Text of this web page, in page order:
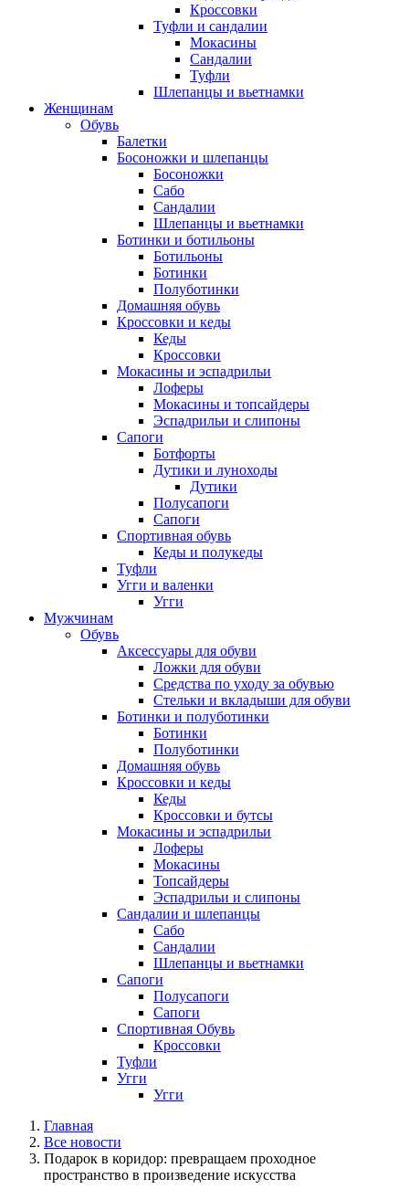
Кроссовки
Туфли и сандалии
Мокасины
Сандалии
Туфли
Шлепанцы и вьетнамки
Женщинам
Обувь
Балетки
Босоножки и шлепанцы
Босоножки
Сабо
Сандалии
Шлепанцы и вьетнамки
Ботинки и ботильоны
Ботильоны
Ботинки
Полуботинки
Домашняя обувь
Кроссовки и кеды
Кеды
Кроссовки
Мокасины и эспадрильи
Лоферы
Мокасины и топсайдеры
Эспадрильи и слипоны
Сапоги
Ботфорты
Дутики и луноходы
Дутики
Полусапоги
Сапоги
Спортивная обувь
Кеды и полукеды
Туфли
Угги и валенки
Угги
Мужчинам
Обувь
Аксессуары для обуви
Ложки для обуви
Средства по уходу за обувью
Стельки и вкладыши для обуви
Ботинки и полуботинки
Ботинки
Полуботинки
Домашняя обувь
Кроссовки и кеды
Кеды
Кроссовки и бутсы
Мокасины и эспадрильи
Лоферы
Мокасины
Топсайдеры
Эспадрильи и слипоны
Сандалии и шлепанцы
Сабо
Сандалии
Шлепанцы и вьетнамки
Сапоги
Полусапоги
Сапоги
Спортивная Обувь
Кроссовки
Туфли
Угги
Угги
Главная
Все новости
Подарок в коридор: превращаем проходное
пространство в произведение искусства